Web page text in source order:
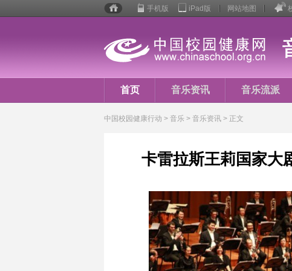
行动
手机版 iPad版 网站地图
首页 音乐资讯 音乐流派
音乐人生
中国校园健康行动 > 音乐 > 音乐资讯 > 正文
卡雷拉斯王莉国家大